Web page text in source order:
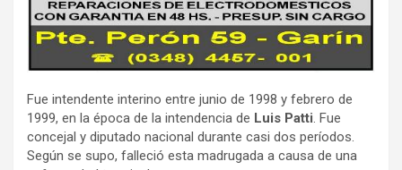
Fue intendente interino entre junio de 1998 y febrero de
1999, en la época de la intendencia de Luis Patti. Fue
concejal y diputado nacional durante casi dos períodos.
Según se supo, falleció esta madrugada a causa de una